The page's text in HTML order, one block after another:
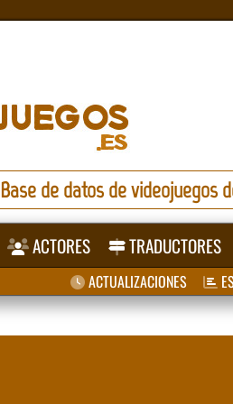
Base de datos de videojuegos
ACTORES TRADUCTORES
ACTUALIZACIONES